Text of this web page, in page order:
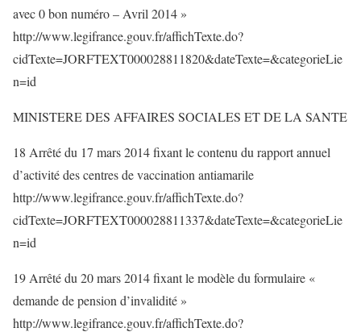
avec 0 bon numéro – Avril 2014 »
http://www.legifrance.gouv.fr/affichTexte.do?
cidTexte=JORFTEXT000028811820&dateTexte=&categorieLie
n=id
MINISTERE DES AFFAIRES SOCIALES ET DE LA SANTE
18 Arrêté du 17 mars 2014 fixant le contenu du rapport annuel
d’activité des centres de vaccination antiamarile
http://www.legifrance.gouv.fr/affichTexte.do?
cidTexte=JORFTEXT000028811337&dateTexte=&categorieLie
n=id
19 Arrêté du 20 mars 2014 fixant le modèle du formulaire «
demande de pension d’invalidité »
http://www.legifrance.gouv.fr/affichTexte.do?